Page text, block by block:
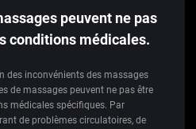
peuvent ne pas
conditions médicales.
des inconvénients des massages
de massages peuvent ne pas être
médicales spécifiques. Par
de problèmes circulatoires, de